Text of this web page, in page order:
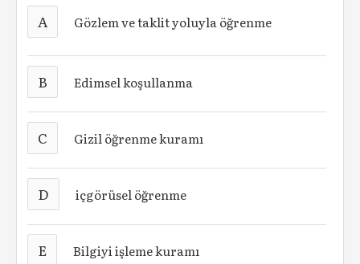
A Gözlem ve taklit yoluyla öğrenme
B Edimsel koşullanma
C Gizil öğrenme kuramı
D içgörüsel öğrenme
E Bilgiyi işleme kuramı